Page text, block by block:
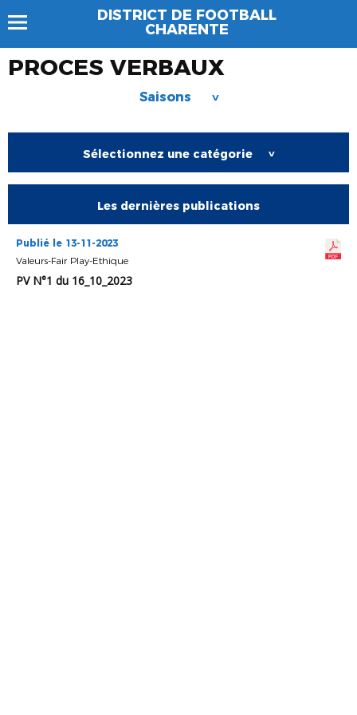
DISTRICT DE FOOTBALL
CHARENTE
PROCES VERBAUX
Saisons >
Sélectionnez une catégorie >
Les dernières publications
Publié le 13-11-2023
Valeurs-Fair Play-Ethique
PV N°1 du 16_10_2023